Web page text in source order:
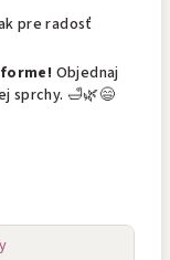
pre radosť
Objednaj
sprchy. 🛁🌿😄